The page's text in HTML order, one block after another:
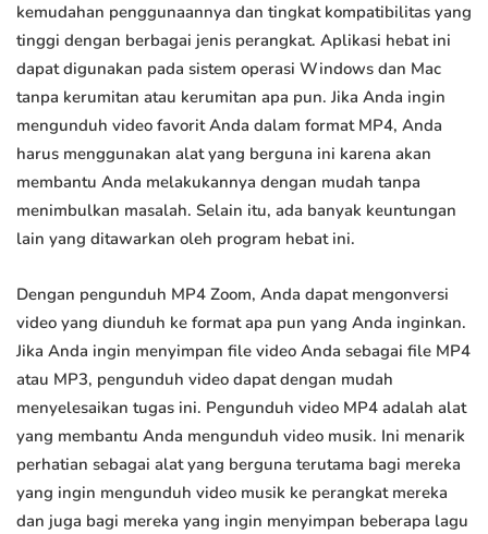
kemudahan penggunaannya dan tingkat kompatibilitas yang
tinggi dengan berbagai jenis perangkat. Aplikasi hebat ini
dapat digunakan pada sistem operasi Windows dan Mac
tanpa kerumitan atau kerumitan apa pun. Jika Anda ingin
mengunduh video favorit Anda dalam format MP4, Anda
harus menggunakan alat yang berguna ini karena akan
membantu Anda melakukannya dengan mudah tanpa
menimbulkan masalah. Selain itu, ada banyak keuntungan
lain yang ditawarkan oleh program hebat ini.
Dengan pengunduh MP4 Zoom, Anda dapat mengonversi
video yang diunduh ke format apa pun yang Anda inginkan.
Jika Anda ingin menyimpan file video Anda sebagai file MP4
atau MP3, pengunduh video dapat dengan mudah
menyelesaikan tugas ini. Pengunduh video MP4 adalah alat
yang membantu Anda mengunduh video musik. Ini menarik
perhatian sebagai alat yang berguna terutama bagi mereka
yang ingin mengunduh video musik ke perangkat mereka
dan juga bagi mereka yang ingin menyimpan beberapa lagu